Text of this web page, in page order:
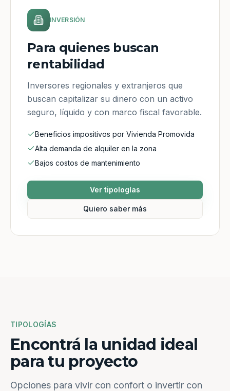
INVERSIÓN
Para quienes buscan
rentabilidad
Inversores regionales y extranjeros que
buscan capitalizar su dinero con un activo
seguro, líquido y con marco fiscal favorable.
Beneficios impositivos por Vivienda Promovida
Alta demanda de alquiler en la zona
Bajos costos de mantenimiento
Ver tipologías
Quiero saber más
TIPOLOGÍAS
Encontrá la unidad ideal
para tu proyecto
Opciones para vivir con confort o invertir con